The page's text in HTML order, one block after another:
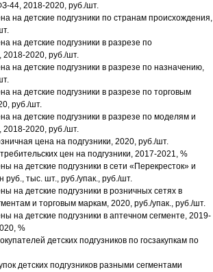
44, 2018-2020, руб./шт.
на детские подгузники по странам происхождения,
на детские подгузники в разрезе по
2020, руб./шт.
на детские подгузники в разрезе по назначению,
на детские подгузники в разрезе по торговым
руб./шт.
на детские подгузники в разрезе по моделям и
2020, руб./шт.
цена на подгузники, 2020, руб./шт.
цен на подгузники, 2017-2021, %
на детские подгузники в сети «Перекресток» и
тыс. шт., руб./упак., руб./шт.
на детские подгузники в розничных сетях в
и торговым маркам, 2020, руб./упак., руб./шт.
на детские подгузники в аптечном сегменте, 2019-
%
детских подгузников по госзакупкам по
детских подгузников разными сегментами